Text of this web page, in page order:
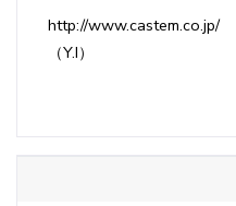
http://www.castem.co.jp/
（Y.I）